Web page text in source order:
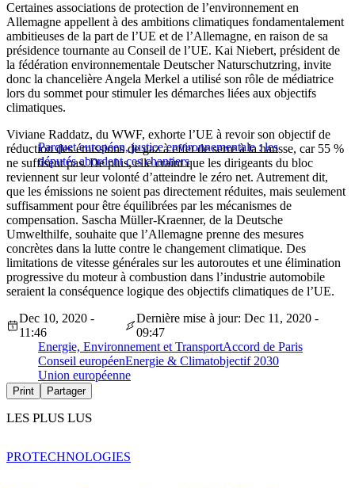
Certaines associations de protection de l’environnement en
Allemagne appellent à des ambitions climatiques fondamentalement
ambitieuses de la part de l’UE et de l’Allemagne, en raison de sa
présidence tournante au Conseil de l’UE. Kai Niebert, président de
la fédération environnementale Deutscher Naturschutzring, invite
donc la chancelière Angela Merkel a utilisé son rôle de médiatrice
lors du sommet pour stimuler les démarches liées aux objectifs
climatiques.
Parquet européen, justice environnementale : les
députés abordent ces chantiers
Viviane Raddatz, du WWF, exhorte l’UE à revoir son objectif de
réduction des émissions de gaz à effet de serre à la hausse, car 55 %
ne suffisent pas. De plus, elle craint que les dirigeants du bloc
reviennent sur leur volonté d’atteindre le zéro net. Autrement dit,
que les émissions ne soient pas directement réduites, mais seulement
suffisamment pour être équilibrées par les mécanismes de
compensation. Sascha Müller-Kraenner, de la Deutsche
Umwelthilfe, souhaite que l’Allemagne prenne des mesures
concrètes dans la lutte contre le changement climatique. Des
limitations de vitesse générales sur les autoroutes et une élimination
progressive du moteur à combustion dans l’industrie automobile
seraient la conséquence logique des objectifs climatiques de l’UE.
Dec 10, 2020 -
11:46
Dernière mise à jour: Dec 11, 2020 -
09:47
Energie, Environnement et TransportAccord de Paris
Conseil européenEnergie & Climatobjectif 2030
Union européenne
Print Partager
LES PLUS LUS
PROTECHNOLOGIES